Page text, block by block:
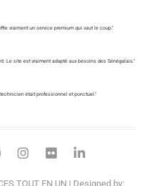
vraiment un service premium qui vaut le coup."
Le site est vraiment adapté aux besoins des Sénégalais."
était professionnel et ponctuel."
dribbble
instagram
flickr
TOUT EN UN | Designed by: